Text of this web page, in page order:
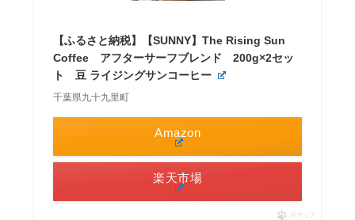
【ふるさと納税】【SUNNY】The Rising Sun
Coffee アフターサーフブレンド 200g×2セッ
ト 豆 ライジングサンコーヒー
千葉県九十九里町
Amazon
楽天市場
ポチップ